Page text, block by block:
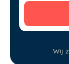
Wij